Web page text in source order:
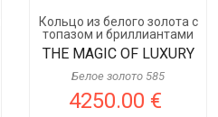
Кольцо из белого золота с
топазом и бриллиантами
THE MAGIC OF LUXURY
Белое золото 585
4250.00 €